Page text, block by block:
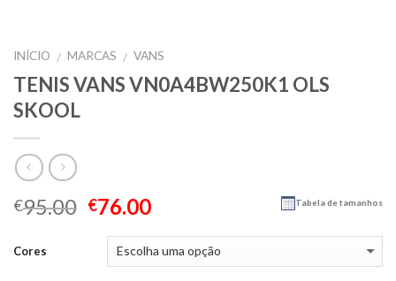
INÍCIO / MARCAS / VANS
TENIS VANS VN0A4BW250K1 OLS
SKOOL
€95.00 €76.00 Tabela de tamanhos
Cores